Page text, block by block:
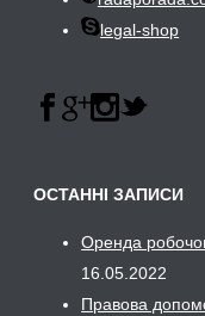
legal-shop
ОСТАННІ ЗАПИСИ
Оренда
16.05.2022
Правова